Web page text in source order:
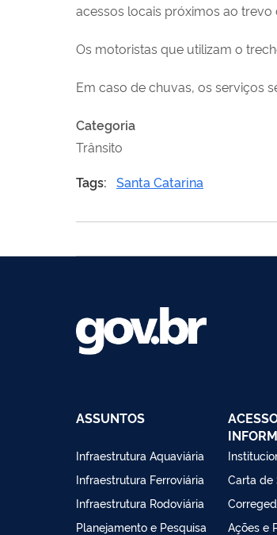
acessos locais próximos ao trevo
Os motoristas que utilizam o
Em caso de chuvas, os serviços
Categoria
Trânsito
Tags: Santa Catarina
ASSUNTOS
Infraestrutura Aquaviária
Infraestrutura Ferroviária
Infraestrutura Rodoviária
Planejamento e Pesquisa
Carta de
Ações e